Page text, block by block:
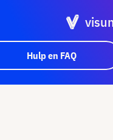
Hulp en FAQ